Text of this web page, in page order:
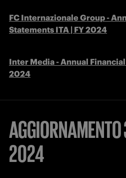
FC Internazionale Group -
Statements ITA | FY 2024
Inter Media - Annual
2024
2024